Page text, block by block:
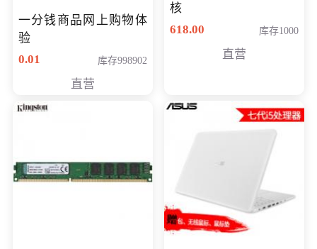
一分钱商品网上购物体
验
0.01
库存998902
直营
核
618.00
库存1000
直营